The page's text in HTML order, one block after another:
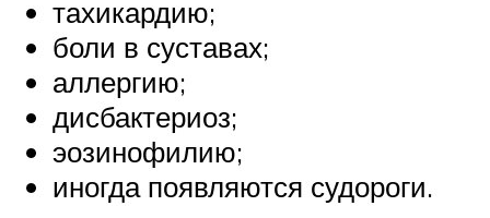
тахикардию;
боли в суставах;
аллергию;
дисбактериоз;
эозинофилию;
иногда появляются судороги.